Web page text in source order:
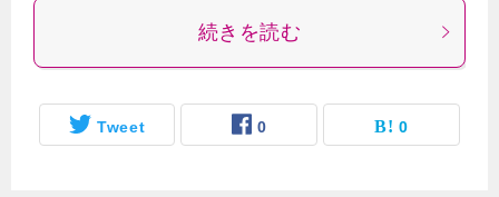
続きを読む
Tweet 0 0